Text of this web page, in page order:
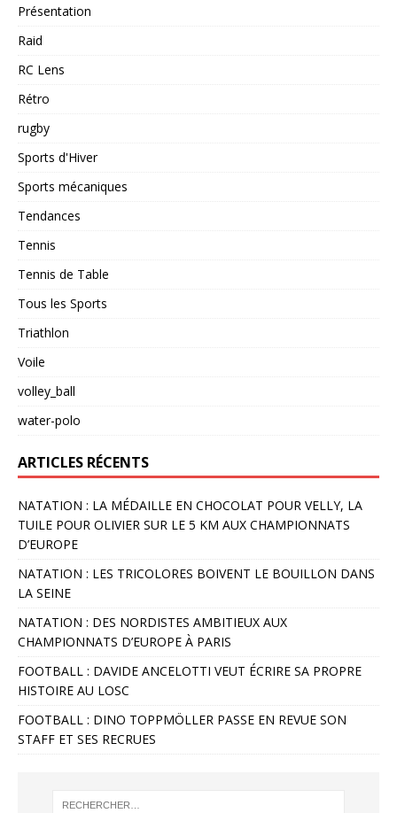
Présentation
Raid
RC Lens
Rétro
rugby
Sports d'Hiver
Sports mécaniques
Tendances
Tennis
Tennis de Table
Tous les Sports
Triathlon
Voile
volley_ball
water-polo
ARTICLES RÉCENTS
NATATION : LA MÉDAILLE EN CHOCOLAT POUR VELLY, LA
TUILE POUR OLIVIER SUR LE 5 KM AUX CHAMPIONNATS
D’EUROPE
NATATION : LES TRICOLORES BOIVENT LE BOUILLON DANS
LA SEINE
NATATION : DES NORDISTES AMBITIEUX AUX
CHAMPIONNATS D’EUROPE À PARIS
FOOTBALL : DAVIDE ANCELOTTI VEUT ÉCRIRE SA PROPRE
HISTOIRE AU LOSC
FOOTBALL : DINO TOPPMÖLLER PASSE EN REVUE SON
STAFF ET SES RECRUES